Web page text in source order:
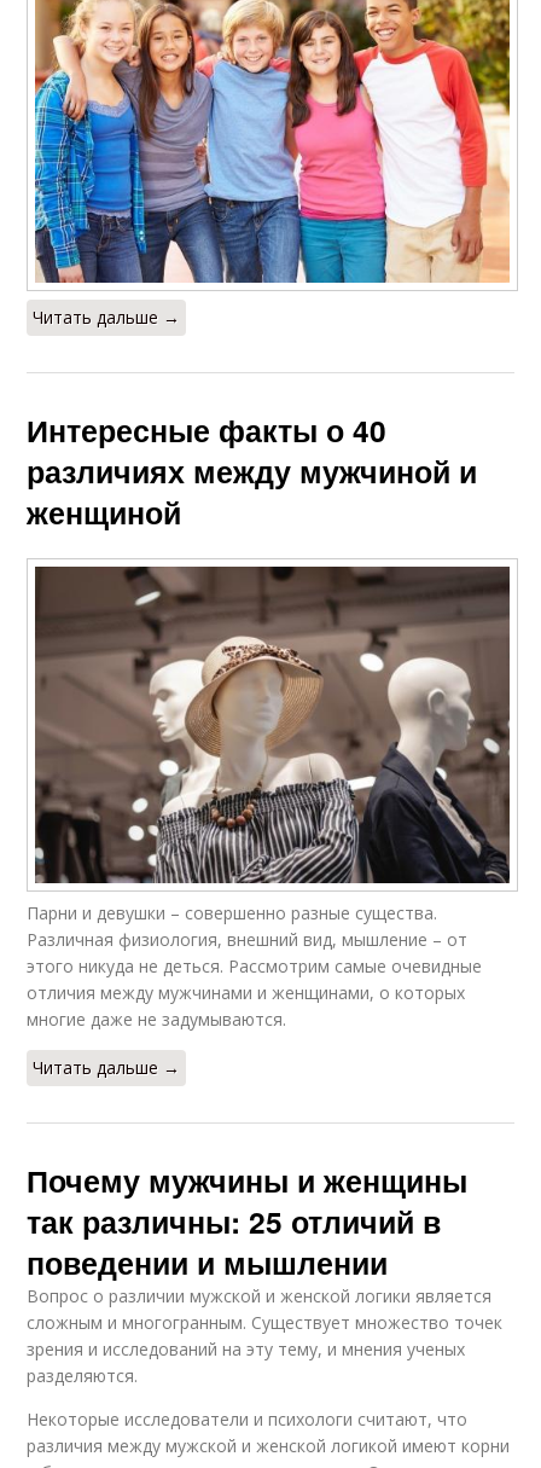
Читать дальше →
Интересные факты о 40
различиях между мужчиной и
женщиной
Парни и девушки – совершенно разные существа.
Различная физиология, внешний вид, мышление – от
этого никуда не деться. Рассмотрим самые очевидные
отличия между мужчинами и женщинами, о которых
многие даже не задумываются.
Читать дальше →
Почему мужчины и женщины
так различны: 25 отличий в
поведении и мышлении
Вопрос о различии мужской и женской логики является
сложным и многогранным. Существует множество точек
зрения и исследований на эту тему, и мнения ученых
разделяются.
Некоторые исследователи и психологи считают, что
различия между мужской и женской логикой имеют корни